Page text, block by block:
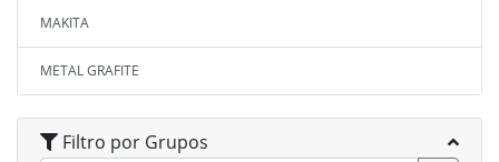
MAKITA
METAL GRAFITE
Filtro por Grupos